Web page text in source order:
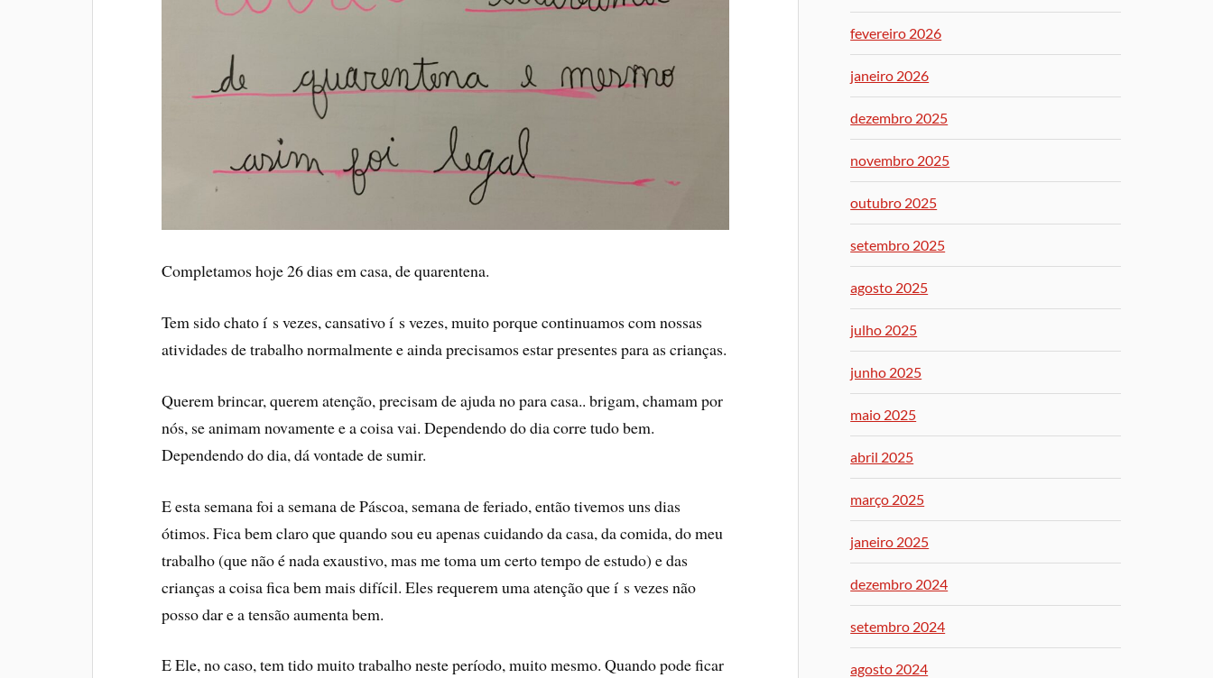
Completamos hoje 26 dias em casa, de quarentena.
Tem sido chato í s vezes, cansativo í s vezes, muito porque continuamos com nossas
atividades de trabalho normalmente e ainda precisamos estar presentes para as crianças.
Querem brincar, querem atenção, precisam de ajuda no para casa.. brigam, chamam por
nós, se animam novamente e a coisa vai. Dependendo do dia corre tudo bem.
Dependendo do dia, dá vontade de sumir.
E esta semana foi a semana de Páscoa, semana de feriado, então tivemos uns dias
ótimos. Fica bem claro que quando sou eu apenas cuidando da casa, da comida, do meu
trabalho (que não é nada exaustivo, mas me toma um certo tempo de estudo) e das
crianças a coisa fica bem mais difí­cil. Eles requerem uma atenção que í s vezes não
posso dar e a tensão aumenta bem.
E Ele, no caso, tem tido muito trabalho neste perí­odo, muito mesmo. Quando pode ficar
fevereiro 2026
janeiro 2026
dezembro 2025
novembro 2025
outubro 2025
setembro 2025
agosto 2025
julho 2025
junho 2025
maio 2025
abril 2025
março 2025
janeiro 2025
dezembro 2024
setembro 2024
agosto 2024